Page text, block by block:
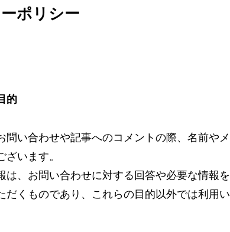
ポリシー
的
問い合わせや記事へのコメントの際、名前や
ざいます。
は、お問い合わせに対する回答や必要な情報
だくものであり、これらの目的以外では利用い